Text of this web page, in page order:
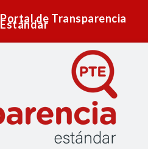
Portal de Transparencia
Estándar